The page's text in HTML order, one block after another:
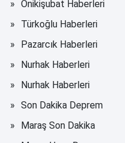
Onikişubat Haberleri
Türkoğlu Haberleri
Pazarcık Haberleri
Nurhak Haberleri
Nurhak Haberleri
Son Dakika Deprem
Maraş Son Dakika